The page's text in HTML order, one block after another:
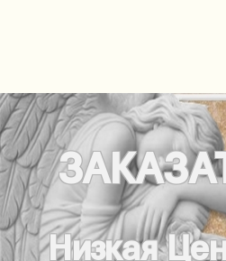
Низкая